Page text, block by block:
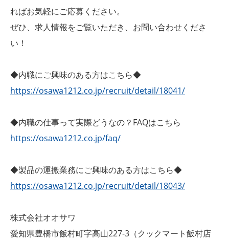
ればお気軽にご応募ください。
ぜひ、求人情報をご覧いただき、お問い合わせくださ
い！
◆内職にご興味のある方はこちら◆
https://osawa1212.co.jp/recruit/detail/18041/
◆内職の仕事って実際どうなの？FAQはこちら
https://osawa1212.co.jp/faq/
◆製品の運搬業務にご興味のある方はこちら◆
https://osawa1212.co.jp/recruit/detail/18043/
株式会社オオサワ
愛知県豊橋市飯村町字高山227-3（クックマート飯村店